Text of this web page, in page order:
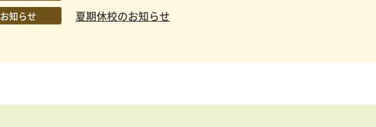
お知らせ 夏期休校のお知らせ